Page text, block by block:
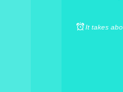
It takes